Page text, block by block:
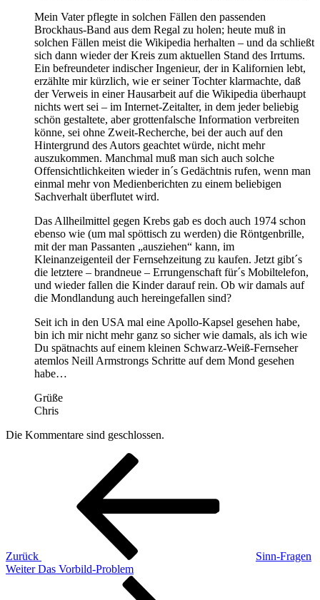
Mein Vater pflegte in solchen Fällen den passenden
Brockhaus-Band aus dem Regal zu holen; heute muß in
solchen Fällen meist die Wikipedia herhalten – und da schließt
sich dann wieder der Kreis zum aktuellen Stand des Irrtums.
Ein befreundeter indischer Ingenieur, der in Kalifornien lebt,
erzählte mir kürzlich, wie er seiner Tochter klarmachte, daß
der Verweis in einer Hausarbeit auf die Wikipedia überhaupt
nichts wert sei – im Internet-Zeitalter, in dem jeder beliebig
schön gestaltete, aber grottenfalsche Information verbreiten
könne, sei ohne Zweit-Recherche, bei der auch auf den
Hintergrund des Autors geachtet würde, nicht mehr
auszukommen. Manchmal muß man sich auch solche
Offensichtlichkeiten wieder in´s Gedächtnis rufen, wenn man
einmal mehr von Medienberichten zu einem beliebigen
Sachverhalt überflutet wird.
Das Allheilmittel gegen Krebs gab es doch auch 1974 schon
ebenso wie (um mal spöttisch zu werden) die Röntgenbrille,
mit der man Passanten „ausziehen“ kann, im
Kleinanzeigenteil der Fernsehzeitung zu kaufen. Jetzt gibt´s
die letztere – brandneue – Errungenschaft für´s Mobiltelefon,
und wieder fallen die Kinder darauf rein. Ob wir damals auf
die Mondlandung auch hereingefallen sind?
Seit ich in den USA mal eine Apollo-Kapsel gesehen habe,
bin ich mir nicht mehr ganz so sicher wie damals, als ich wie
Du spätnachts auf einem kleinen Schwarz-Weiß-Fernseher
atemlos Neill Armstrongs Schritte auf dem Mond gesehen
habe…
Grüße
Chris
Die Kommentare sind geschlossen.
Beitragsnavigation
Zurück
Sinn-Fragen
Nächster
Weiter Das Vorbild-Problem